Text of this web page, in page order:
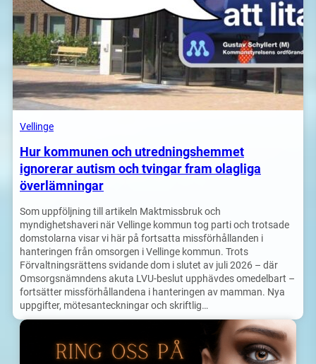
Vellinge
Hur kommunen och utredningshemmet
ignorerar autism och tvingar fram olagliga
överlämningar
Som uppföljning till artikeln Maktmissbruk och
myndighetshaveri när Vellinge kommun tog parti och trotsade
domstolarna visar vi här på fortsatta missförhållanden i
hanteringen från omsorgen i Vellinge kommun. Trots
Förvaltningsrättens svidande dom i slutet av juli 2026 – där
Omsorgsnämndens akuta LVU-beslut upphävdes omedelbart –
fortsätter missförhållandena i hanteringen av mamman. Nya
uppgifter, mötesanteckningar och skriftlig…